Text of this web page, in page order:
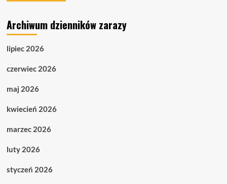
Archiwum dzienników zarazy
lipiec 2026
czerwiec 2026
maj 2026
kwiecień 2026
marzec 2026
luty 2026
styczeń 2026